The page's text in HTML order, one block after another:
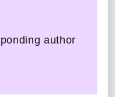
author